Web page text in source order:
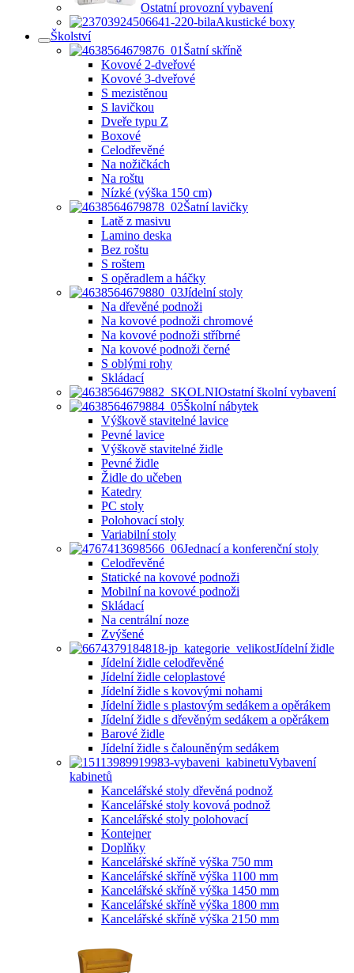
Ostatní provozní vybavení
Akustické boxy
Školství
Šatní skříně
Kovové 2-dveřové
Kovové 3-dveřové
S mezistěnou
S lavičkou
Dveře typu Z
Boxové
Celodřevěné
Na nožičkách
Na roštu
Nízké (výška 150 cm)
Šatní lavičky
Latě z masivu
Lamino deska
Bez roštu
S roštem
S opěradlem a háčky
Jídelní stoly
Na dřevěné podnoži
Na kovové podnoži chromové
Na kovové podnoži stříbrné
Na kovové podnoži černé
S oblými rohy
Skládací
Ostatní školní vybavení
Školní nábytek
Výškově stavitelné lavice
Pevné lavice
Výškově stavitelné židle
Pevné židle
Židle do učeben
Katedry
PC stoly
Polohovací stoly
Variabilní stoly
Jednací a konferenční stoly
Celodřevěné
Statické na kovové podnoži
Mobilní na kovové podnoži
Skládací
Na centrální noze
Zvýšené
Jídelní židle
Jídelní židle celodřevěné
Jídelní židle celoplastové
Jídelní židle s kovovými nohami
Jídelní židle s plastovým sedákem a opěrákem
Jídelní židle s dřevěným sedákem a opěrákem
Barové židle
Jídelní židle s čalouněným sedákem
Vybavení
kabinetů
Kancelářské stoly dřevěná podnož
Kancelářské stoly kovová podnož
Kancelářské stoly polohovací
Kontejner
Doplňky
Kancelářské skříně výška 750 mm
Kancelářské skříně výška 1100 mm
Kancelářské skříně výška 1450 mm
Kancelářské skříně výška 1800 mm
Kancelářské skříně výška 2150 mm